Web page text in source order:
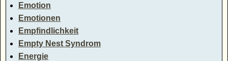
Emotion
Emotionen
Empfindlichkeit
Empty Nest Syndrom
Energie